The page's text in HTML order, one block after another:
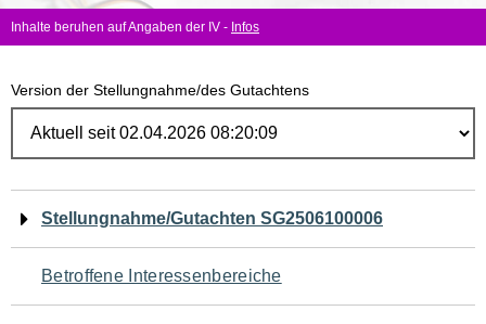
Inhalte beruhen auf Angaben der IV - Infos
Version der Stellungnahme/des Gutachtens
Navigation
für
den
Stellungnahme/Gutachten SG2506100006
Betroffene Interessenbereiche